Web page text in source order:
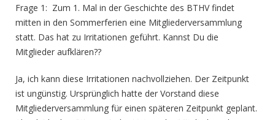
Frage 1: Zum 1. Mal in der Geschichte des BTHV findet
mitten in den Sommerferien eine Mitgliederversammlung
statt. Das hat zu Irritationen geführt. Kannst Du die
Mitglieder aufklären??
Ja, ich kann diese Irritationen nachvollziehen. Der Zeitpunkt
ist ungünstig. Ursprünglich hatte der Vorstand diese
Mitgliederversammlung für einen späteren Zeitpunkt geplant.